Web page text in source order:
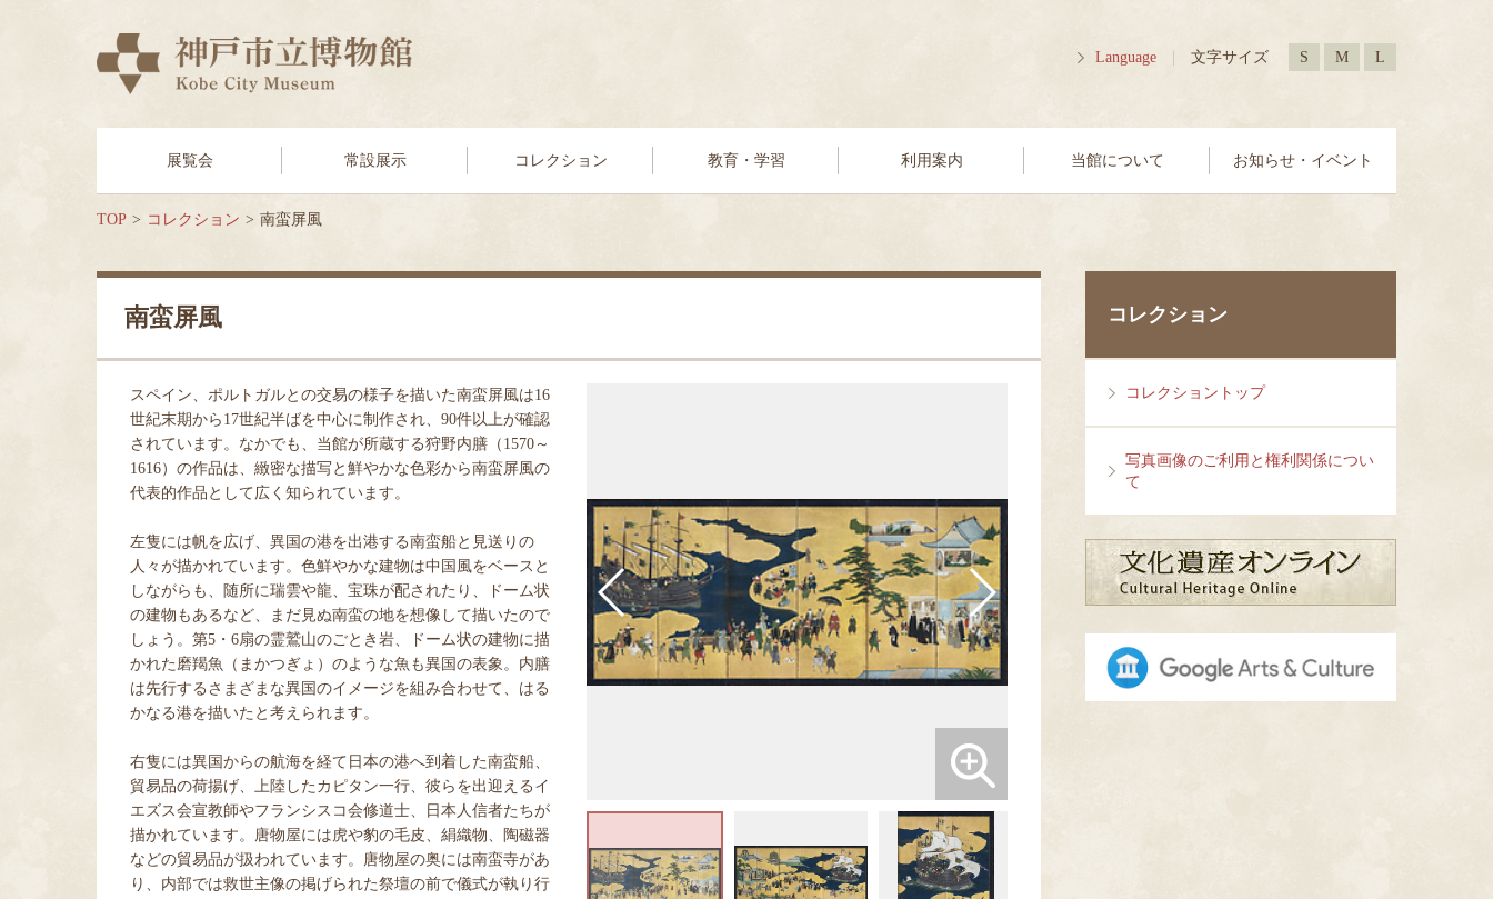
Language 文字サイズ S M L
展覧会 常設展示 コレクション 教育・学習 利用案内 当館について お知らせ・イベント
TOP コレクション 南蛮屏風
南蛮屏風
スペイン、ポルトガルとの交易の様子を描いた南蛮屏風は16
世紀末期から17世紀半ばを中心に制作され、90件以上が確認
されています。なかでも、当館が所蔵する狩野内膳（1570～
1616）の作品は、緻密な描写と鮮やかな色彩から南蛮屏風の
代表的作品として広く知られています。
左隻には帆を広げ、異国の港を出港する南蛮船と見送りの
人々が描かれています。色鮮やかな建物は中国風をベースと
しながらも、随所に瑞雲や龍、宝珠が配されたり、ドーム状
の建物もあるなど、まだ見ぬ南蛮の地を想像して描いたので
しょう。第5・6扇の霊鷲山のごとき岩、ドーム状の建物に描
かれた磨羯魚（まかつぎょ）のような魚も異国の表象。内膳
は先行するさまざまな異国のイメージを組み合わせて、はる
かなる港を描いたと考えられます。
右隻には異国からの航海を経て日本の港へ到着した南蛮船、
貿易品の荷揚げ、上陸したカピタン一行、彼らを出迎えるイ
エズス会宣教師やフランシスコ会修道士、日本人信者たちが
描かれています。唐物屋には虎や豹の毛皮、絹織物、陶磁器
などの貿易品が扱われています。唐物屋の奥には南蛮寺があ
り、内部では救世主像の掲げられた祭壇の前で儀式が執り行
コレクション
コレクショントップ
写真画像のご利用と権利関係につい
て